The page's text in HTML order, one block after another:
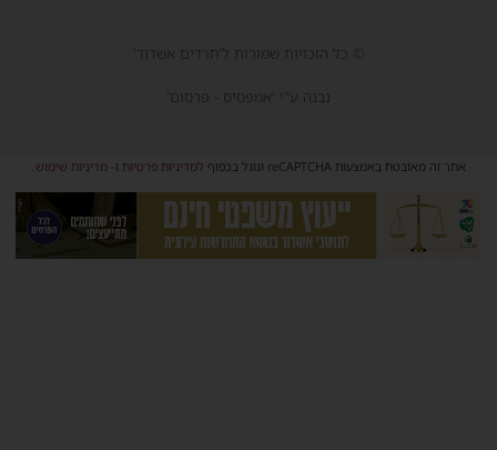
© כל הזכויות שמורות ל'חרדים אשדוד'
נבנה ע"י 'אמפסיס - פרסום'
אתר זה מאובטח באמצעות reCAPTCHA וגוגל בכפוף למדיניות פרטיותו-מדיניות שימוש.